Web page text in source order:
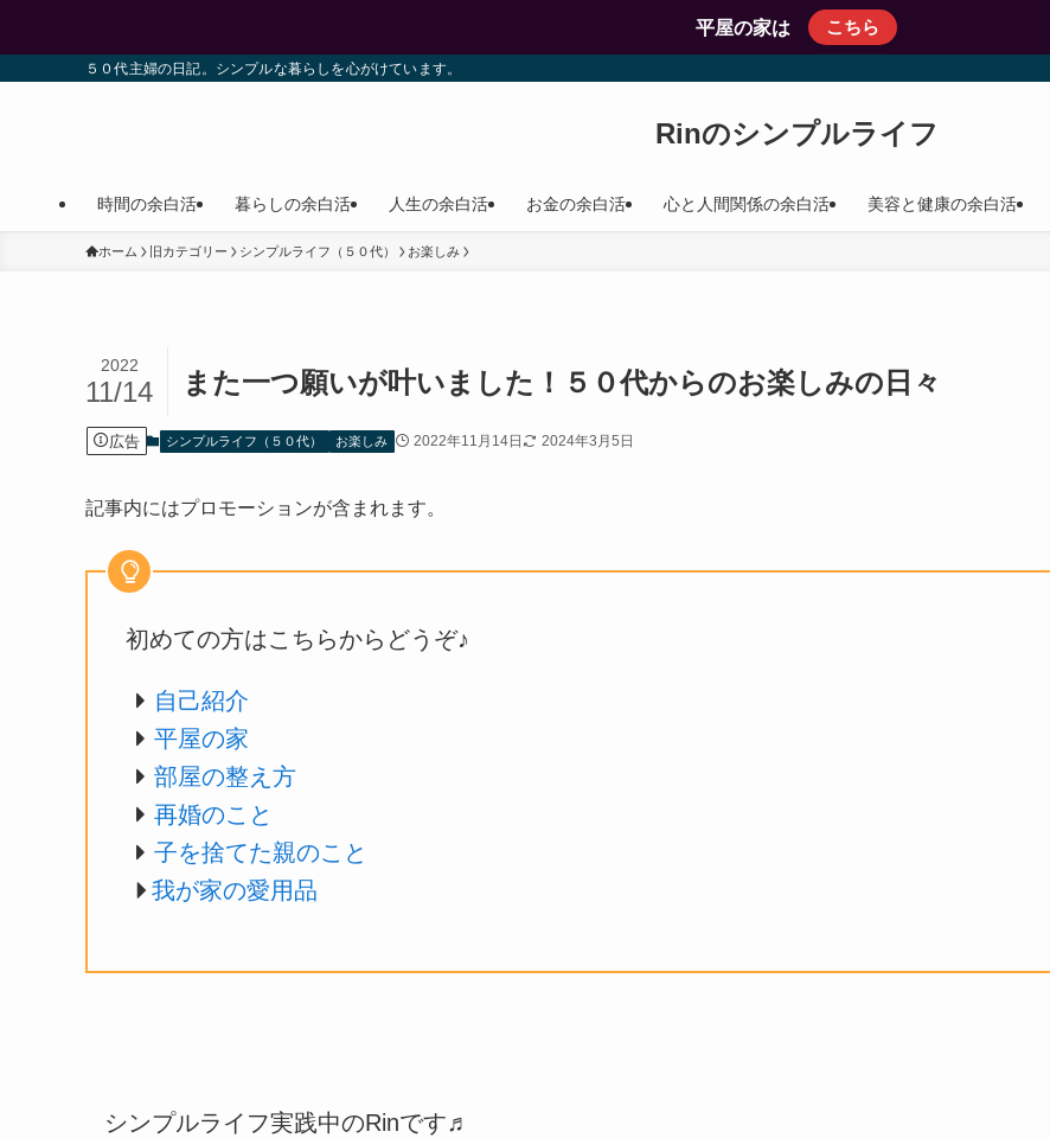
平屋の家は こちら
５０代主婦の日記。シンプルな暮らしを心がけています。
Rinのシンプルライフ
時間の余白活 暮らしの余白活 人生の余白活 お金の余白活 心と人間関係の余白活 美容と健康の余白活
ホーム 旧カテゴリー シンプルライフ（５０代） お楽しみ
また一つ願いが叶いました！５０代からのお楽しみの日々
2022
11/14
広告 シンプルライフ（５０代） お楽しみ 2022年11月14日 2024年3月5日
記事内にはプロモーションが含まれます。
初めての方はこちらからどうぞ♪
自己紹介
平屋の家
部屋の整え方
再婚のこと
子を捨てた親のこと
我が家の愛用品
シンプルライフ実践中のRinです♬